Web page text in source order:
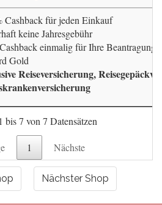
Cashback für jeden Einkauf
keine Jahresgebühr
einmalig für Ihre Beantragung
Gold
Reiseversicherung,
bis 7 von 7 Datensätzen
1 Nächste
Nächster Shop